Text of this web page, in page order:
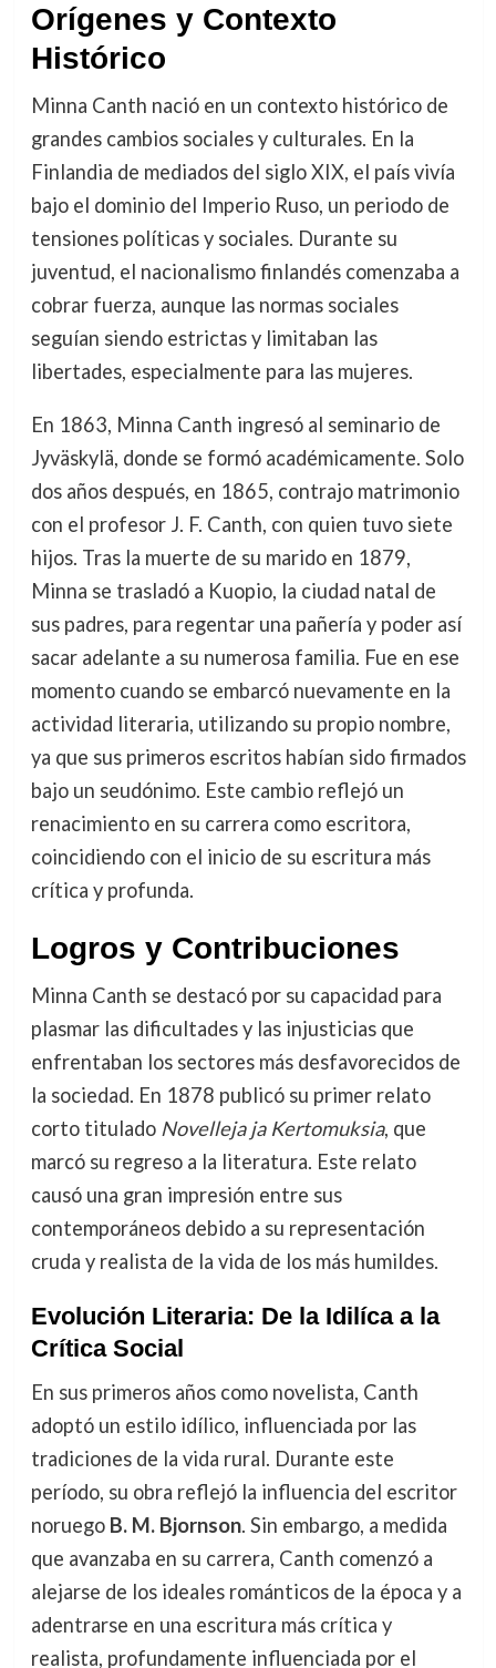
Orígenes y Contexto
Histórico
Minna Canth nació en un contexto histórico de
grandes cambios sociales y culturales. En la
Finlandia de mediados del siglo XIX, el país vivía
bajo el dominio del Imperio Ruso, un periodo de
tensiones políticas y sociales. Durante su
juventud, el nacionalismo finlandés comenzaba a
cobrar fuerza, aunque las normas sociales
seguían siendo estrictas y limitaban las
libertades, especialmente para las mujeres.
En 1863, Minna Canth ingresó al seminario de
Jyväskylä, donde se formó académicamente. Solo
dos años después, en 1865, contrajo matrimonio
con el profesor J. F. Canth, con quien tuvo siete
hijos. Tras la muerte de su marido en 1879,
Minna se trasladó a Kuopio, la ciudad natal de
sus padres, para regentar una pañería y poder así
sacar adelante a su numerosa familia. Fue en ese
momento cuando se embarcó nuevamente en la
actividad literaria, utilizando su propio nombre,
ya que sus primeros escritos habían sido firmados
bajo un seudónimo. Este cambio reflejó un
renacimiento en su carrera como escritora,
coincidiendo con el inicio de su escritura más
crítica y profunda.
Logros y Contribuciones
Minna Canth se destacó por su capacidad para
plasmar las dificultades y las injusticias que
enfrentaban los sectores más desfavorecidos de
la sociedad. En 1878 publicó su primer relato
corto titulado Novelleja ja Kertomuksia, que
marcó su regreso a la literatura. Este relato
causó una gran impresión entre sus
contemporáneos debido a su representación
cruda y realista de la vida de los más humildes.
Evolución Literaria: De la Idilíca a la
Crítica Social
En sus primeros años como novelista, Canth
adoptó un estilo idílico, influenciada por las
tradiciones de la vida rural. Durante este
período, su obra reflejó la influencia del escritor
noruego B. M. Bjornson. Sin embargo, a medida
que avanzaba en su carrera, Canth comenzó a
alejarse de los ideales románticos de la época y a
adentrarse en una escritura más crítica y
realista, profundamente influenciada por el